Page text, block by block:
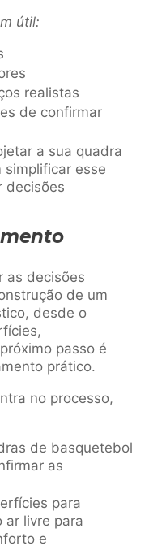
útil:
realistas
de confirmar
a sua quadra
esse
decisões
as decisões
de um
desde o
passo é
prático.
no processo,
de basquetebol
as
para
ar livre para
e